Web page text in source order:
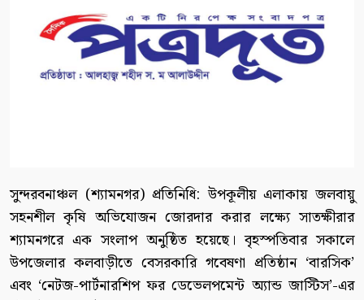
সুন্দরবনাঞ্চল (শ্যামনগর) প্রতিনিধি: উপকূলীয় এলাকায় জলবায়ু
সহনশীল কৃষি অভিযোজন জোরদার করার লক্ষ্যে সাতক্ষীরার
শ্যামনগরে এক সংলাপ অনুষ্ঠিত হয়েছে। বৃহস্পতিবার সকালে
উপজেলার কলবাড়ীতে বেসরকারি গবেষণা প্রতিষ্ঠান ‘বারসিক’
এবং ‘নেটজ-পার্টনারশিপ ফর ডেভেলপমেন্ট অ্যান্ড জাস্টিস’-এর